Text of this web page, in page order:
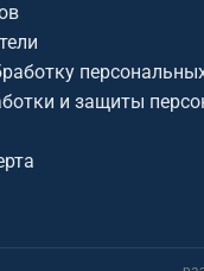
и защиты